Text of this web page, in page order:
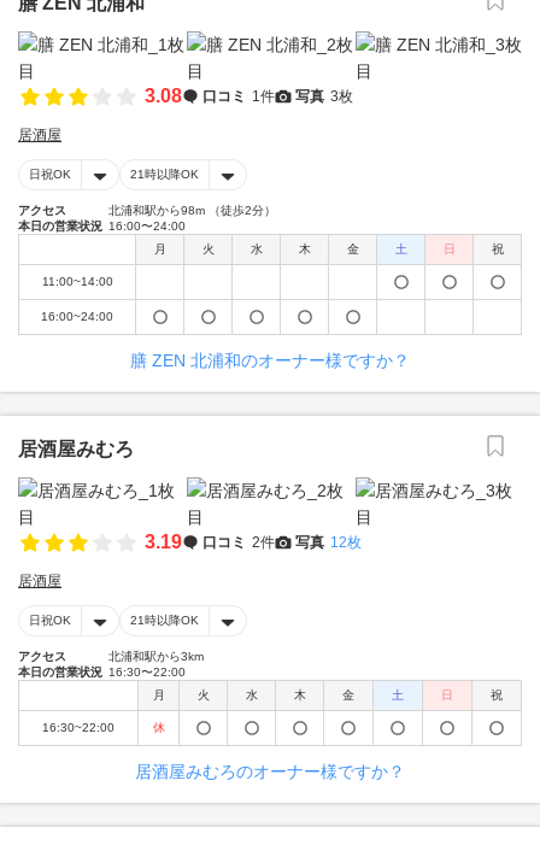
3.08 口コミ 1件 写真 3枚
居酒屋
日祝OK 21時以降OK
アクセス
北浦和駅から98m （徒歩2分）
本日の営業状況 16:00〜24:00
月
火 水 木 金 土 日 祝
11:00~14:00
16:00~24:00
膳 ZEN 北浦和のオーナー様ですか？
居酒屋みむろ
3.19 口コミ 2件 写真 12枚
居酒屋
日祝OK 21時以降OK
アクセス
北浦和駅から3km
本日の営業状況 16:30〜22:00
月
火 水 木 金 土 日 祝
16:30~22:00 休
居酒屋みむろのオーナー様ですか？